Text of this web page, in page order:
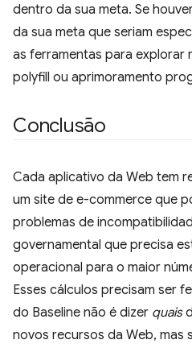
dentro da sua meta. Se
da sua meta que seriam
as ferramentas para explorar
polyfill ou aprimoramento
Conclusão
Cada aplicativo da Web tem
um site de e-commerce que
problemas de
governamental que precisa
operacional para o maior
Esses cálculos precisam ser
do Baseline não é dizer quais
novos recursos da Web, mas